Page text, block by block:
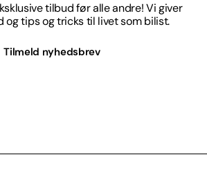
tilbud før alle andre! Vi giver
og tips og tricks til livet som bilist.
Tilmeld nyhedsbrev